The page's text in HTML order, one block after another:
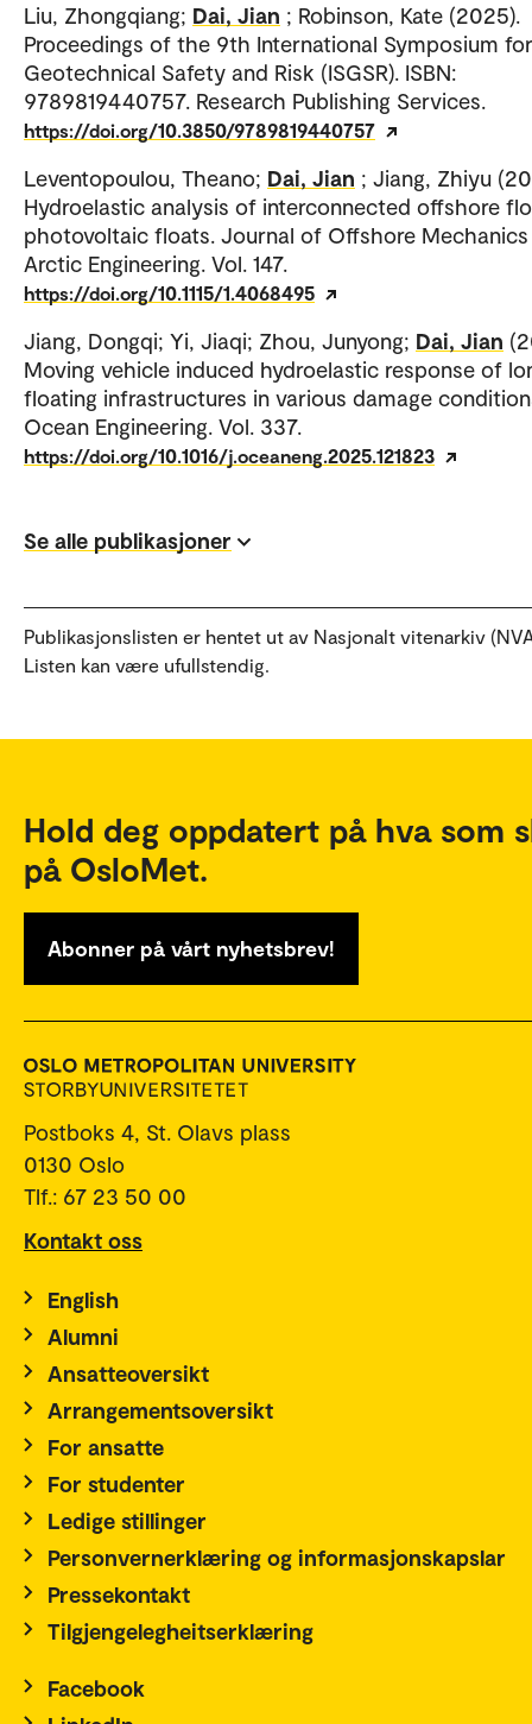
Liu, Zhongqiang; Dai, Jian ; Robinson, Kate (2025).
Proceedings of the 9th International Symposium for
Geotechnical Safety and Risk (ISGSR). ISBN:
9789819440757. Research Publishing Services.
https://doi.org/10.3850/9789819440757
Leventopoulou, Theano; Dai, Jian ; Jiang, Zhiyu
Hydroelastic analysis of interconnected offshore
photovoltaic floats. Journal of Offshore
Arctic Engineering. Vol. 147.
https://doi.org/10.1115/1.4068495
Jiang, Dongqi; Yi, Jiaqi; Zhou, Junyong; Dai, Jian
Moving vehicle induced hydroelastic response of
floating infrastructures in various damage
Ocean Engineering. Vol. 337.
https://doi.org/10.1016/j.oceaneng.2025.121823
Se alle publikasjoner
Publikasjonslisten er hentet ut av Nasjonalt vitenarkiv
Listen kan være ufullstendig.
Hold deg oppdatert på hva som
på OsloMet.
Abonner på vårt nyhetsbrev!
Postboks 4, St. Olavs plass
0130 Oslo
Tlf.: 67 23 50 00
Kontakt oss
English
Alumni
Ansatteoversikt
Arrangementsoversikt
For ansatte
For studenter
Ledige stillinger
Personvernerklæring og informasjonskapslar
Pressekontakt
Tilgjengelegheitserklæring
Facebook